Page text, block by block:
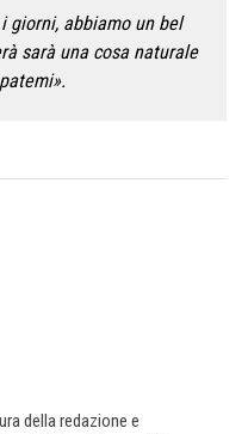
giorni, abbiamo un bel
sarà una cosa naturale
della redazione e